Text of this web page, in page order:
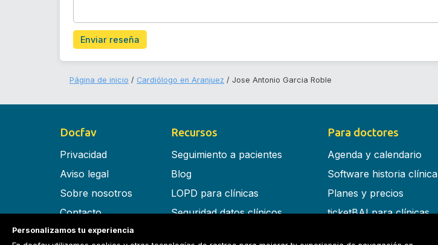
Enviar reseña
Página de inicio Cardiólogo en Aranjuez Jose Antonio Garcia Roble
Docfav
Privacidad
Aviso legal
Sobre nosotros
Contacto
Términos y condiciones
Recursos
Seguimiento a pacientes
Blog
LOPD para clínicas
Seguridad datos clínicos
Para doctores
Agenda y calendario
Software historia clínica
Planes y precios
ticketBAI para clínicas
Personalizamos tu experiencia